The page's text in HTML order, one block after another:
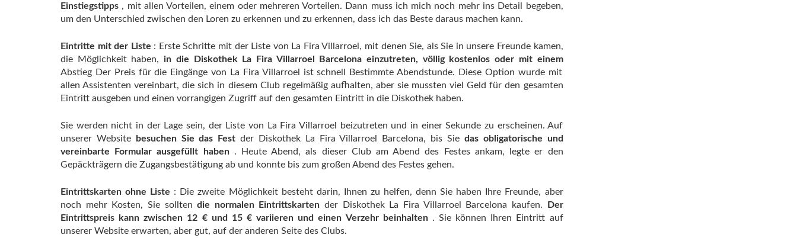
Einstiegstipps , mit allen Vorteilen, einem oder mehreren Vorteilen. Dann muss ich mich noch mehr ins Detail begeben,
um den Unterschied zwischen den Loren zu erkennen und zu erkennen, dass ich das Beste daraus machen kann.
Eintritte mit der Liste : Erste Schritte mit der Liste von La Fira Villarroel, mit denen Sie, als Sie in unsere Freunde kamen,
die Möglichkeit haben, in die Diskothek La Fira Villarroel Barcelona einzutreten, völlig kostenlos oder mit einem
Abstieg Der Preis für die Eingänge von La Fira Villarroel ist schnell Bestimmte Abendstunde. Diese Option wurde mit
allen Assistenten vereinbart, die sich in diesem Club regelmäßig aufhalten, aber sie mussten viel Geld für den gesamten
Eintritt ausgeben und einen vorrangigen Zugriff auf den gesamten Eintritt in die Diskothek haben.
Sie werden nicht in der Lage sein, der Liste von La Fira Villarroel beizutreten und in einer Sekunde zu erscheinen. Auf
unserer Website besuchen Sie das Fest der Diskothek La Fira Villarroel Barcelona, ​​bis Sie das obligatorische und
vereinbarte Formular ausgefüllt haben. Heute Abend, als dieser Club am Abend des Festes ankam, legte er den
Gepäckträgern die Zugangsbestätigung ab und konnte bis zum großen Abend des Festes gehen.
Eintrittskarten ohne Liste : Die zweite Möglichkeit besteht darin, Ihnen zu helfen, denn Sie haben Ihre Freunde, aber
noch mehr Kosten, Sie solltendie normalen Eintrittskarten der Diskothek La Fira Villarroel Barcelona kaufen. Der
Eintrittspreis kann zwischen 12 € und 15 € variieren und einen Verzehr beinhalten. Sie können Ihren Eintritt auf
unserer Website erwarten, aber gut, auf der anderen Seite des Clubs.